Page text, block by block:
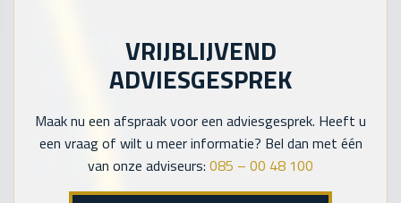
VRIJBLIJVEND
ADVIESGESPREK
Maak nu een afspraak voor een adviesgesprek. Heeft u
een vraag of wilt u meer informatie? Bel dan met één
van onze adviseurs: 085 – 00 48 100